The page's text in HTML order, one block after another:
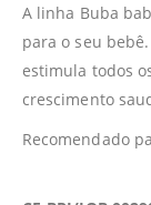
A linha Buba
para o seu
estimula todos
crescimento
Recomendado